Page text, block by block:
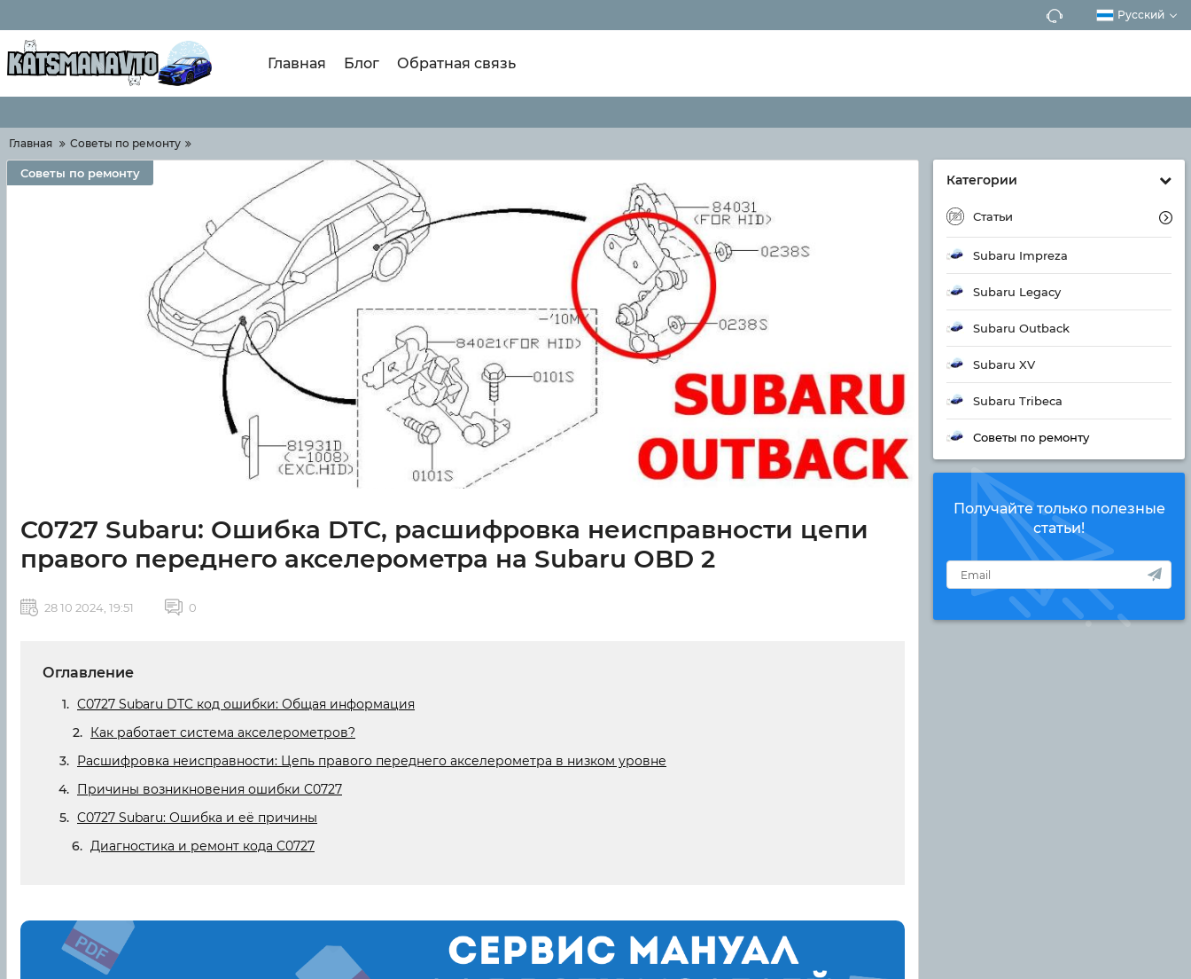
Русский
Главная Блог Обратная связь
Главная Советы по ремонту
Категории
Статьи
Subaru Impreza
Subaru Legacy
Subaru Outback
Subaru XV
Subaru Tribeca
Советы по ремонту
Получайте только полезные
статьи!
Советы по ремонту
C0727 Subaru: Ошибка DTC, расшифровка неисправности цепи
правого переднего акселерометра на Subaru OBD 2
28 10 2024, 19:51 0
Оглавление
C0727 Subaru DTC код ошибки: Общая информация
Как работает система акселерометров?
Расшифровка неисправности: Цепь правого переднего акселерометра в низком уровне
Причины возникновения ошибки C0727
C0727 Subaru: Ошибка и её причины
Диагностика и ремонт кода C0727